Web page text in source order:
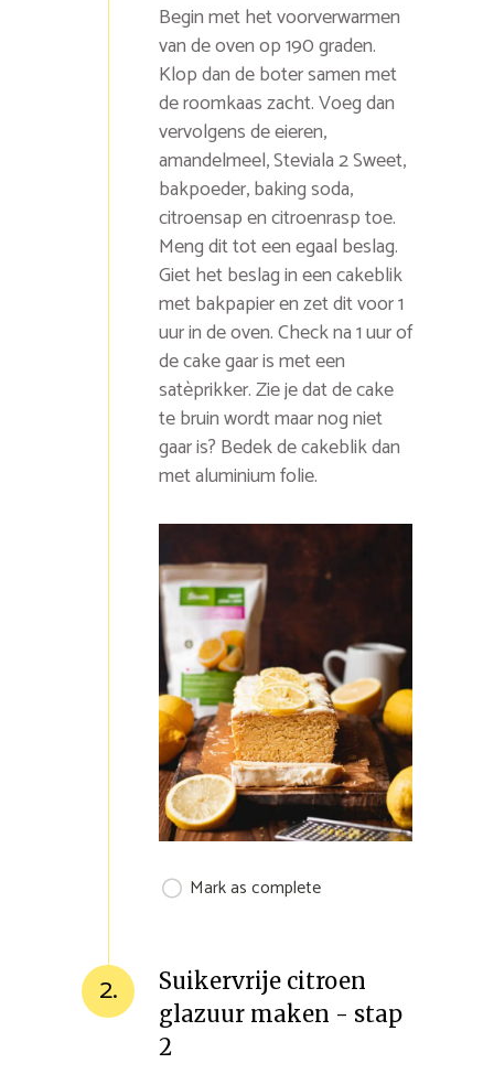
Begin met het voorverwarmen
van de oven op 190 graden.
Klop dan de boter samen met
de roomkaas zacht. Voeg dan
vervolgens de eieren,
amandelmeel, Steviala 2 Sweet,
bakpoeder, baking soda,
citroensap en citroenrasp toe.
Meng dit tot een egaal beslag.
Giet het beslag in een cakeblik
met bakpapier en zet dit voor 1
uur in de oven. Check na 1 uur of
de cake gaar is met een
satèprikker. Zie je dat de cake
te bruin wordt maar nog niet
gaar is? Bedek de cakeblik dan
met aluminium folie.
Mark as complete
2.
Suikervrije citroen
glazuur maken - stap
2